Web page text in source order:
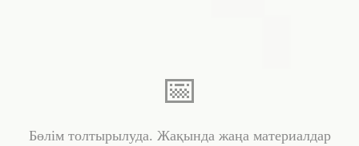
📅
Бөлім толтырылуда. Жақында жаңа материалдар